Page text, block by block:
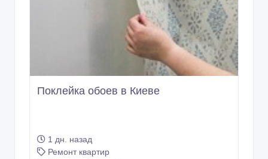
Поклейка обоев в Киеве
1 дн. назад
Ремонт квартир